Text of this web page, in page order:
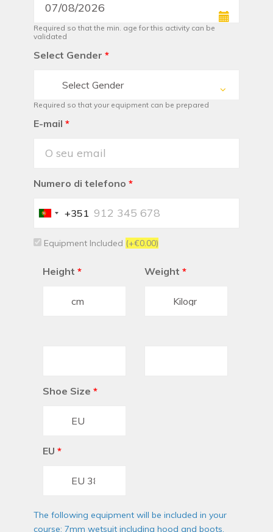
Required so that the min. age for this activity can be
validated
Select Gender *
Select Gender
Required so that your equipment can be prepared
E-mail *
Numero di telefono *
Portugal
+351
Equipment Included (+€0.00)
Height * Weight *
Shoe Size *
EU *
The following equipment will be included in your
course: 7mm wetsuit including hood and boots,